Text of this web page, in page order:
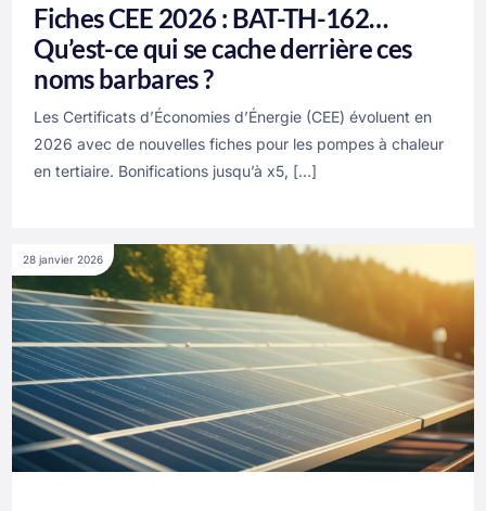
Fiches CEE 2026 : BAT-TH-162…
Qu’est-ce qui se cache derrière ces
noms barbares ?
Les Certificats d’Économies d’Énergie (CEE) évoluent en
2026 avec de nouvelles fiches pour les pompes à chaleur
en tertiaire. Bonifications jusqu’à x5, […]
28 janvier 2026